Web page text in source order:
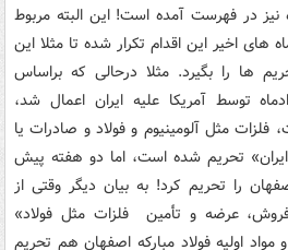
در فهرست آمده است! این البته مربوط
اخیر این اقدام تکرار شده تا مثلا این
ها را بگیرد. مثلا درحالی که براساس
هایی که در 15 مردادماه توسط آمریکا علیه ایران اعمال شد،
مثل آلومینیوم و فولاد و صادرات یا
ایران» تحریم شده است، اما دو هفته پیش
را تحریم کرد! به بیان دیگر وقتی از
عرضه و تأمین فلزات مثل فولاد»
اولیه فولاد مبارکه اصفهان هم تحریم